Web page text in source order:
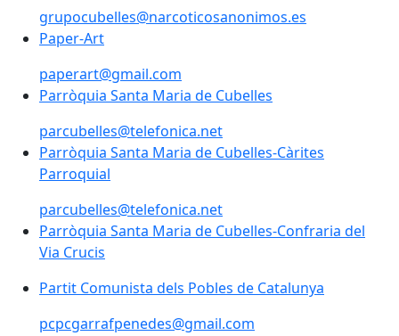
grupocubelles@narcoticosanonimos.es
Paper-Art
paperart@gmail.com
Parròquia Santa Maria de Cubelles
parcubelles@telefonica.net
Parròquia Santa Maria de Cubelles-Càrites
Parroquial
parcubelles@telefonica.net
Parròquia Santa Maria de Cubelles-Confraria del
Via Crucis
Partit Comunista dels Pobles de Catalunya
pcpcgarrafpenedes@gmail.com